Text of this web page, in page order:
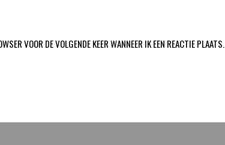
VOOR DE VOLGENDE KEER WANNEER IK EEN REACTIE PLAATS.